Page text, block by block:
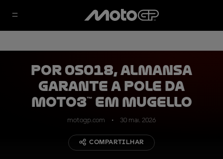
Por 0s018, Almansa
garante a pole da
Moto3™ em Mugello
motogp.com 30 mai. 2026
COMPARTILHAR